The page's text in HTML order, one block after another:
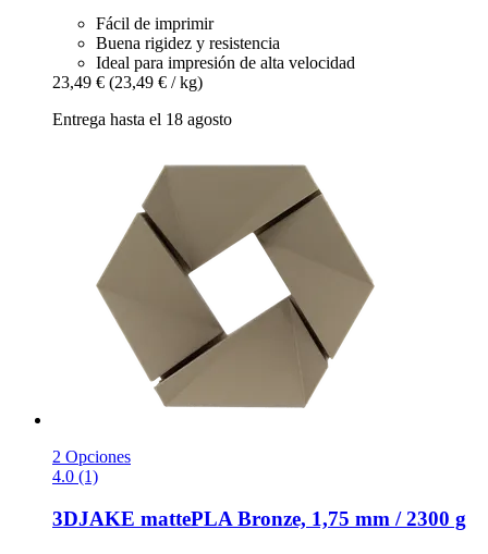
Fácil de imprimir
Buena rigidez y resistencia
Ideal para impresión de alta velocidad
23,49 € (23,49 € / kg)
Entrega hasta el 18 agosto
2 Opciones
4.0 (1)
3DJAKE mattePLA Bronze, 1,75 mm / 2300 g